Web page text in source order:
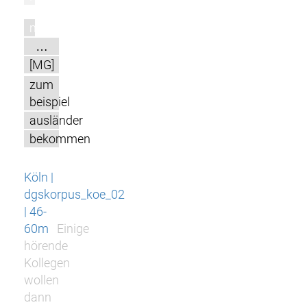
m
…
[MG]
zum
beispiel
ausländer
bekommen
Köln |
dgskorpus_koe_02
| 46-
60m
Einige
hörende
Kollegen
wollen
dann